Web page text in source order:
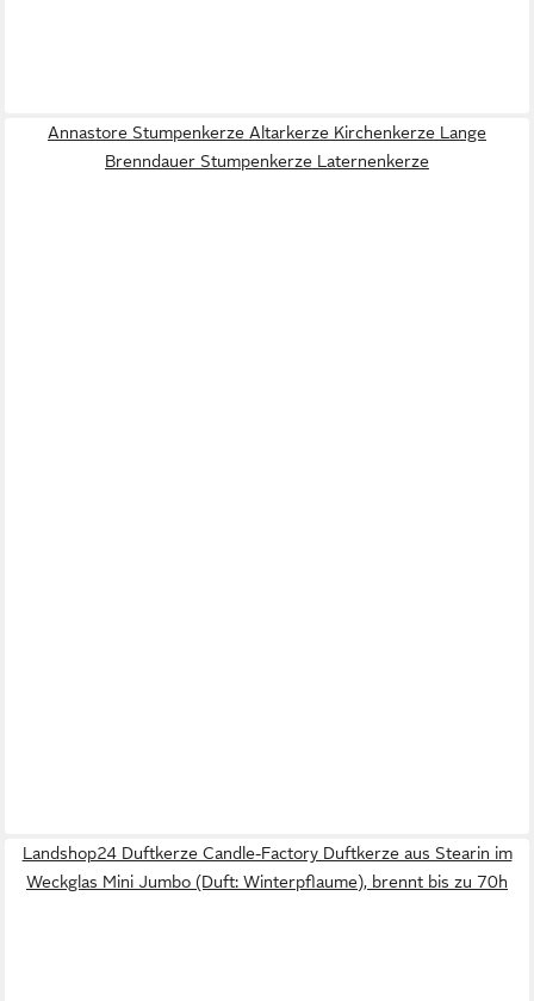
Annastore Stumpenkerze Altarkerze Kirchenkerze Lange
Brenndauer Stumpenkerze Laternenkerze
Landshop24 Duftkerze Candle-Factory Duftkerze aus Stearin im
Weckglas Mini Jumbo (Duft: Winterpflaume), brennt bis zu 70h